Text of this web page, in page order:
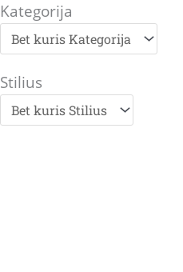
Kategorija
Stilius